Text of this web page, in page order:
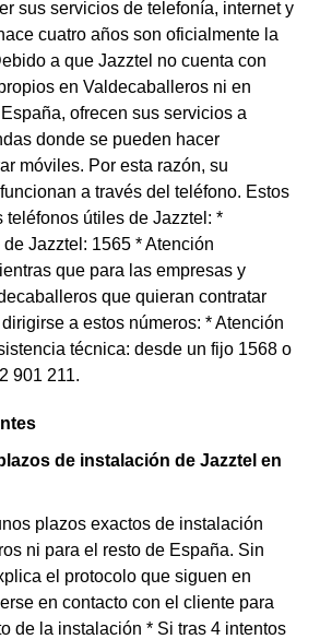
sus servicios de telefonía, internet y
cuatro años son oficialmente la
a que Jazztel no cuenta con
en Valdecaballeros ni en
ofrecen sus servicios a
donde se pueden hacer
móviles. Por esta razón, su
a través del teléfono. Estos
teléfonos útiles de Jazztel: *
Jazztel: 1565 * Atención
que para las empresas y
que quieran contratar
a estos números: * Atención
técnica: desde un fijo 1568 o
901 211.
de instalación de Jazztel en
plazos exactos de instalación
ni para el resto de España. Sin
el protocolo que siguen en
en contacto con el cliente para
de la instalación * Si tras 4 intentos